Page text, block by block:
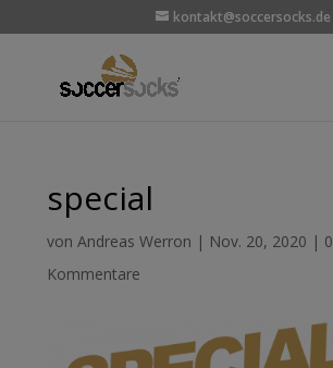
kontakt@soccersocks.de
special
vonAndreas Werron | Nov. 20, 2020 | 0
Kommentare